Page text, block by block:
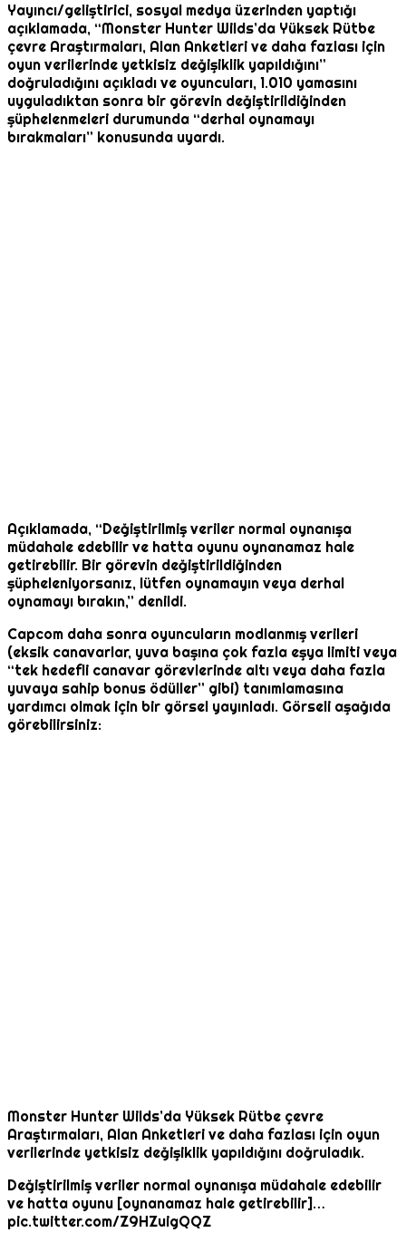
Yayıncı/geliştirici, sosyal medya üzerinden yaptığı
açıklamada, “Monster Hunter Wilds’da Yüksek Rütbe
çevre Araştırmaları, Alan Anketleri ve daha fazlası için
oyun verilerinde yetkisiz değişiklik yapıldığını”
doğruladığını açıkladı ve oyuncuları, 1.010 yamasını
uyguladıktan sonra bir görevin değiştirildiğinden
şüphelenmeleri durumunda “derhal oynamayı
bırakmaları” konusunda uyardı.
Açıklamada, “Değiştirilmiş veriler normal oynanışa
müdahale edebilir ve hatta oyunu oynanamaz hale
getirebilir. Bir görevin değiştirildiğinden
şüpheleniyorsanız, lütfen oynamayın veya derhal
oynamayı bırakın,” denildi.
Capcom daha sonra oyuncuların modlanmış verileri
(eksik canavarlar, yuva başına çok fazla eşya limiti veya
“tek hedefli canavar görevlerinde altı veya daha fazla
yuvaya sahip bonus ödüller” gibi) tanımlamasına
yardımcı olmak için bir görsel yayınladı. Görseli aşağıda
görebilirsiniz:
Monster Hunter Wilds’da Yüksek Rütbe çevre
Araştırmaları, Alan Anketleri ve daha fazlası için oyun
verilerinde yetkisiz değişiklik yapıldığını doğruladık.
Değiştirilmiş veriler normal oynanışa müdahale edebilir
ve hatta oyunu [oynanamaz hale getirebilir]…
pic.twitter.com/Z9HZuigQQZ